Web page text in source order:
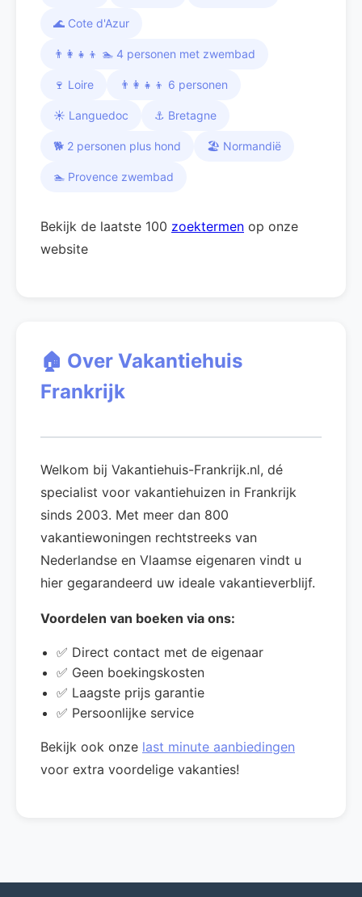
🌊 Cote d'Azur
👨‍👩‍👧‍👦 🏊 4 personen met zwembad
🍷 Loire 👨‍👩‍👧‍👦 6 personen
☀️ Languedoc ⚓ Bretagne
🐕 2 personen plus hond 🏖️ Normandië
🏊 Provence zwembad
Bekijk de laatste 100 zoektermen op onze
website
🏠 Over Vakantiehuis
Frankrijk
Welkom bij Vakantiehuis-Frankrijk.nl, dé
specialist voor vakantiehuizen in Frankrijk
sinds 2003. Met meer dan 800
vakantiewoningen rechtstreeks van
Nederlandse en Vlaamse eigenaren vindt u
hier gegarandeerd uw ideale vakantieverblijf.
Voordelen van boeken via ons:
✅ Direct contact met de eigenaar
✅ Geen boekingskosten
✅ Laagste prijs garantie
✅ Persoonlijke service
Bekijk ook onze last minute aanbiedingen
voor extra voordelige vakanties!